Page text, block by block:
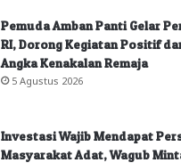
Pemuda Amban Panti Gelar
RI, Dorong Kegiatan Positif
Angka Kenakalan Remaja
5 Agustus 2026
Investasi Wajib Mendapat
Masyarakat Adat, Wagub